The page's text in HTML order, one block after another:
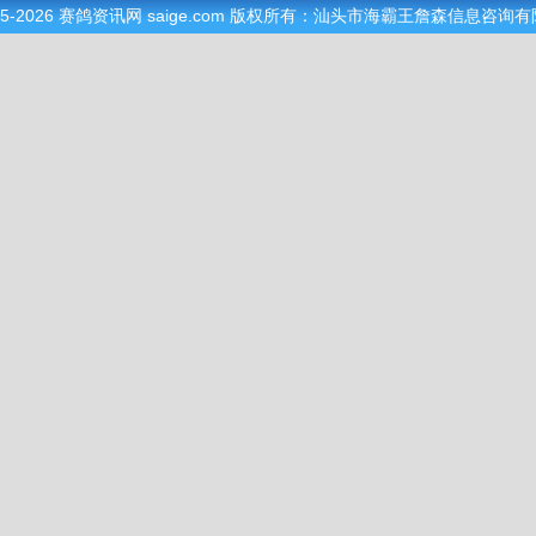
2026 赛鸽资讯网 saige.com 版权所有：汕头市海霸王詹森信息咨询有